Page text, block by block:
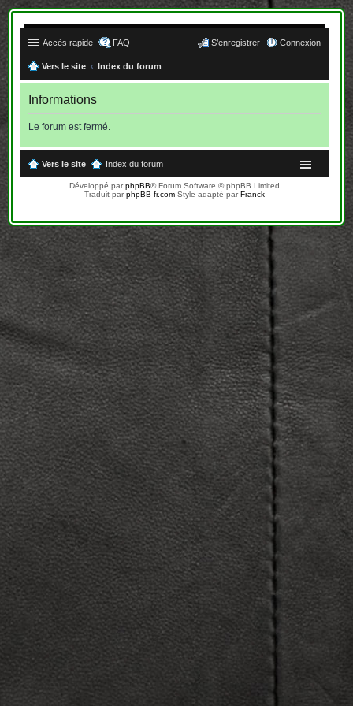
Accès rapide FAQ Connexion
S’enregistrer
Vers le site Index du forum
Informations
Le forum est fermé.
Vers le site Index du forum
Développé parphpBB® Forum Software © phpBB Limited
Traduit parphpBB-fr.comStyle adapté parFranck